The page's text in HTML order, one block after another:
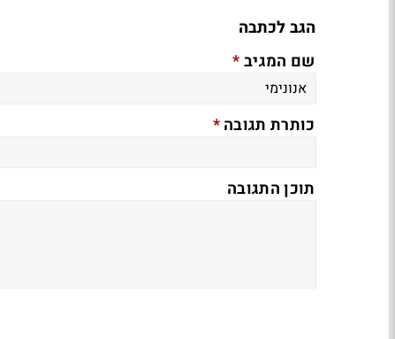
הגב לכתבה
שם המגיב*
כותרת תגובה*
תוכן התגובה